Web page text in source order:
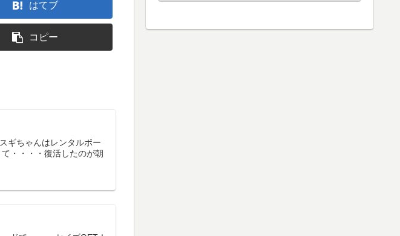
はてブ
コピー
ギちゃんはレンタルボー
・・・・復活したのが朝